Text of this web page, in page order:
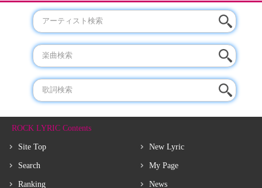
ROCK LYRIC Contents
Site Top
Search
Ranking
New Lyric
My Page
News